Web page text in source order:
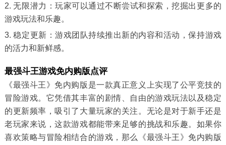
2. 无限潜力：玩家可以通过不断尝试和探索，挖掘出更多的
游戏玩法和乐趣。
3. 稳定更新：游戏团队持续推出新的内容和活动，保持游戏
的活力和新鲜感。
最强斗王游戏免内购版点评
《最强斗王》免内购版是一款真正意义上实现了公平竞技的
冒险游戏。它凭借其丰富的剧情、自由的游戏玩法以及稳定
的更新频率，吸引了大量玩家的关注。无论是对于新手还是
老玩家来说，这款游戏都能带来足够的挑战和乐趣。如果你
喜欢策略与冒险相结合的游戏，那么《最强斗王》免内购版